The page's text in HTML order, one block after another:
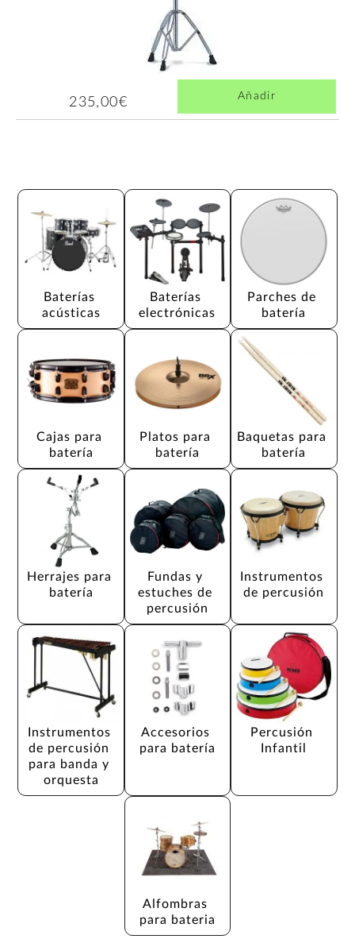
235,00€ Añadir
Baterías
acústicas
Baterías
electrónicas
Parches de
batería
Cajas para
batería
Platos para
batería
Baquetas para
batería
Herrajes para
batería
Fundas y
estuches de
percusión
Instrumentos
de percusión
Instrumentos
de percusión
para banda y
orquesta
Accesorios
para batería
Percusión
Infantil
Alfombras
para bateria